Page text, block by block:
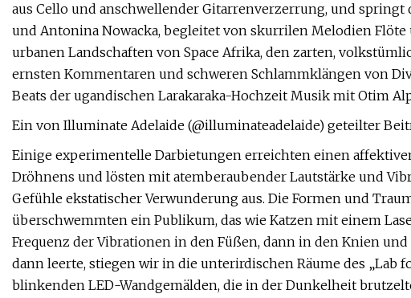
aus Cello und anschwellender Gitarrenverzerrung, und springt
und Antonina Nowacka, begleitet von skurrilen Melodien Flöte
urbanen Landschaften von Space Afrika, den zarten,
ernsten Kommentaren und schweren Schlammklängen von
Beats der ugandischen Larakaraka-Hochzeit Musik mit Otim
Ein von Illuminate Adelaide (@illuminateadelaide) geteilter
Einige experimentelle Darbietungen erreichten einen
Dröhnens und lösten mit atemberaubender Lautstärke und
Gefühle ekstatischer Verwunderung aus. Die Formen und
überschwemmten ein Publikum, das wie Katzen mit einem
Frequenz der Vibrationen in den Füßen, dann in den Knien
dann leerte, stiegen wir in die unterirdischen Räume des „Lab
blinkenden LED-Wandgemälden, die in der Dunkelheit